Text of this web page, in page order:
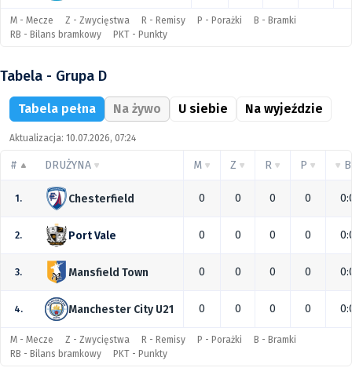
M - Mecze Z - Zwycięstwa R - Remisy P - Porażki
B - Bramki
RB - Bilans bramkowy
PKT - Punkty
Tabela - Grupa D
Tabela pełna Na żywo U siebie Na wyjeździe
Aktualizacja: 10.07.2026, 07:24
# DRUŻYNA M Z R P B
1. Chesterfield 0 0 0 0
2. Port Vale 0 0 0 0
3. Mansfield Town 0 0 0 0
4. Manchester City U21 0 0 0 0
M - Mecze Z - Zwycięstwa R - Remisy P - Porażki
B - Bramki
RB - Bilans bramkowy
PKT - Punkty